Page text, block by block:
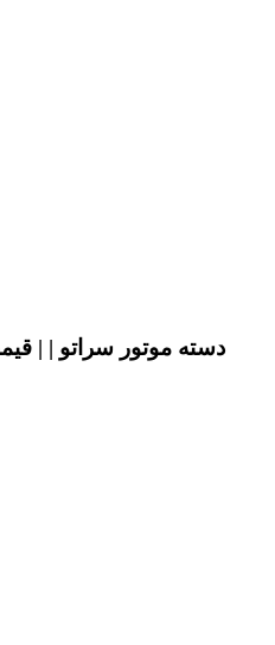
دسته موتور سراتو | |